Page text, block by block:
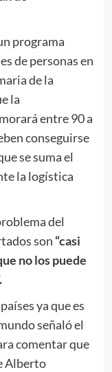
programa
de personas en
de la
la
entre 90 a
conseguirse
se suma el
la logística
del
son “casi
no los puede
ya que es
señaló el
comentar que
Alberto